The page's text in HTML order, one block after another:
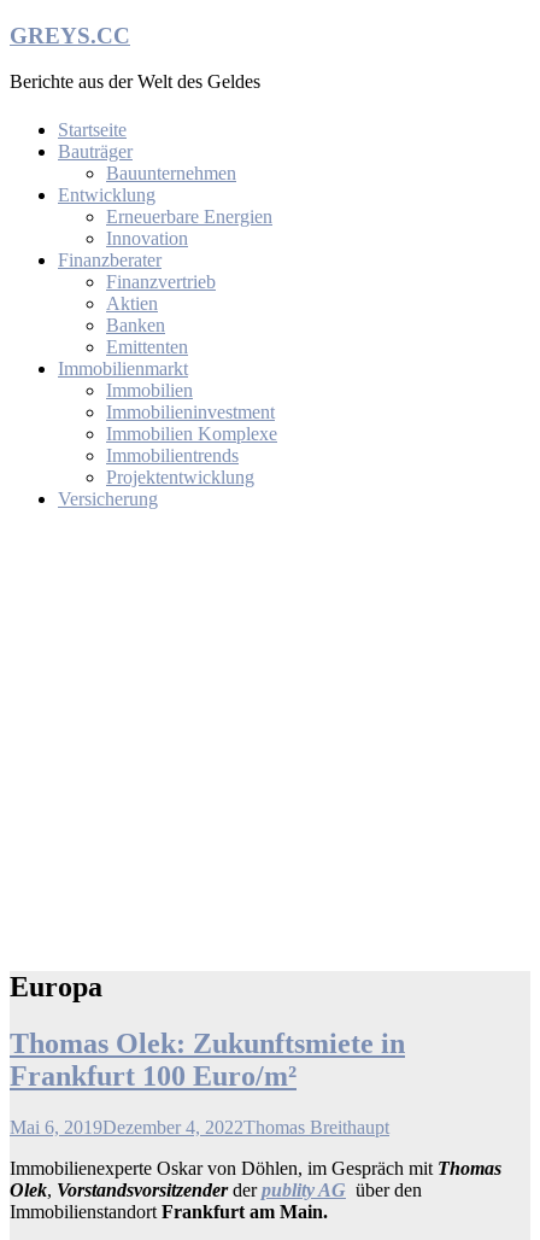
Zum
springen
GREYS.CC
Berichte aus der Welt des Geldes
Startseite
Bauträger
Bauunternehmen
Entwicklung
Erneuerbare Energien
Innovation
Finanzberater
Finanzvertrieb
Aktien
Banken
Emittenten
Immobilienmarkt
Immobilien
Immobilieninvestment
Immobilien Komplexe
Immobilientrends
Projektentwicklung
Versicherung
Europa
Thomas Olek: Zukunftsmiete in
Frankfurt 100 Euro/m²
Mai 6, 2019Dezember 4, 2022Thomas Breithaupt
Immobilienexperte Oskar von Döhlen, im Gespräch mit Thomas
Olek, Vorstandsvorsitzenderderpublity AG über den
Immobilienstandort Frankfurt am Main.